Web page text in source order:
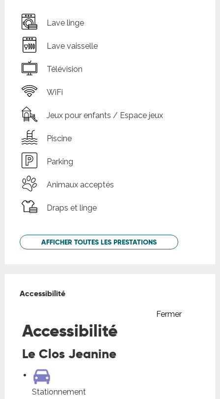
Lave linge
Lave vaisselle
Télévision
WiFi
Jeux pour enfants / Espace jeux
Piscine
Parking
Animaux acceptés
Draps et linge
AFFICHER TOUTES LES PRESTATIONS
Accessibilité
Accessibilité
Fermer
Accessibilité
Le Clos Jeanine
Stationnement